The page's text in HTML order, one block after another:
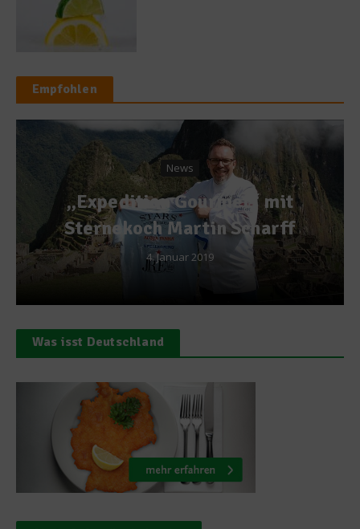
Empfohlen
News
„Expedition Gourmet“ mit
Sternekoch Martin Scharff
4. Januar 2019
Was isst Deutschland